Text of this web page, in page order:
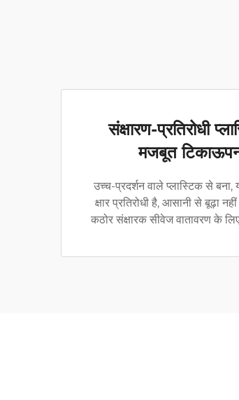
संक्षारण-प्रतिरोधी
मजबूत
उच्च-प्रदर्शन वाले प्लास्टिक से
क्षार प्रतिरोधी है, आसानी से बूढ़ा
कठोर संक्षारक सीवेज वातावरण के